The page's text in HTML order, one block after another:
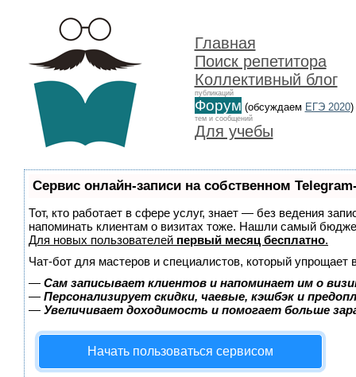
Главная
Поиск репетитора
Коллективный блог
публикаций
Форум (обсуждаем ЕГЭ 2020)
тем и сообщений
Для учебы
Сервис онлайн-записи на собственном
Тот, кто работает в сфере услуг, знает — без ведения
напоминать клиентам о визитах тоже. Нашли самый
Для новых пользователей первый месяц бесплатно.
Чат-бот для мастеров и специалистов, который упрощает
— Сам записывает клиентов и напоминает им о
— Персонализирует скидки, чаевые, кэшбэк и
— Увеличивает доходимость и помогает больше
Начать пользоваться сервисом